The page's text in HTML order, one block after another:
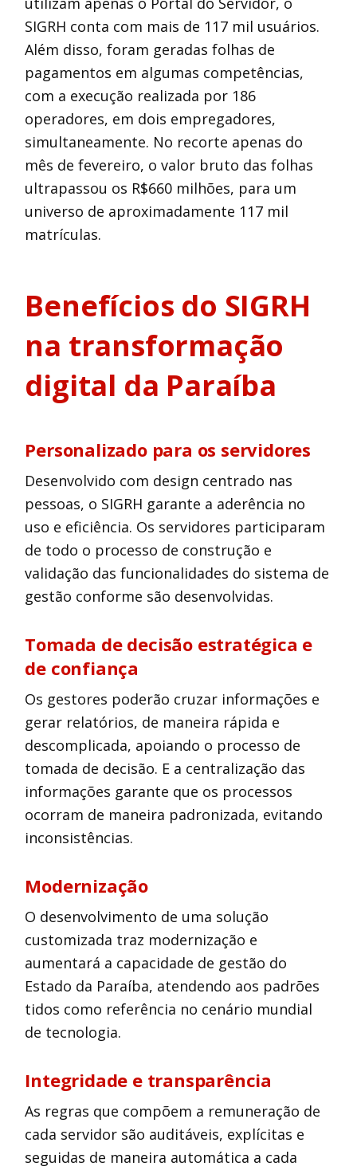
SIGRH conta com mais de 117 mil usuários.
Além disso, foram geradas folhas de
pagamentos em algumas competências,
com a execução realizada por 186
operadores, em dois empregadores,
simultaneamente. No recorte apenas do
mês de fevereiro, o valor bruto das folhas
ultrapassou os R$660 milhões, para um
universo de aproximadamente 117 mil
matrículas.
Benefícios do SIGRH
na transformação
digital da Paraíba
Personalizado para os servidores
Desenvolvido com design centrado nas
pessoas, o SIGRH garante a aderência no
uso e eficiência. Os servidores participaram
de todo o processo de construção e
validação das funcionalidades do sistema de
gestão conforme são desenvolvidas.
Tomada de decisão estratégica e
de confiança
Os gestores poderão cruzar informações e
gerar relatórios, de maneira rápida e
descomplicada, apoiando o processo de
tomada de decisão. E a centralização das
informações garante que os processos
ocorram de maneira padronizada, evitando
inconsistências.
Modernização
O desenvolvimento de uma solução
customizada traz modernização e
aumentará a capacidade de gestão do
Estado da Paraíba, atendendo aos padrões
tidos como referência no cenário mundial
de tecnologia.
Integridade e transparência
As regras que compõem a remuneração de
cada servidor são auditáveis, explícitas e
seguidas de maneira automática a cada